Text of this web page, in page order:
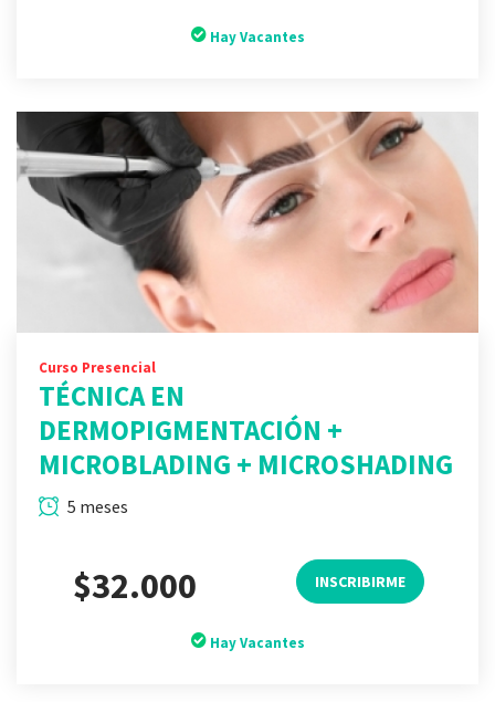
Hay Vacantes
Curso Presencial
TÉCNICA EN
DERMOPIGMENTACIÓN +
MICROBLADING + MICROSHADING
5 meses
$32.000 INSCRIBIRME
Hay Vacantes